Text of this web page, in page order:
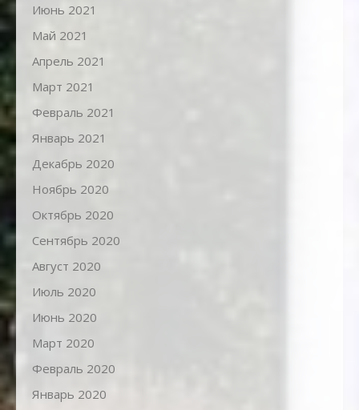
Июнь 2021
Май 2021
Апрель 2021
Март 2021
Февраль 2021
Январь 2021
Декабрь 2020
Ноябрь 2020
Октябрь 2020
Сентябрь 2020
Август 2020
Июль 2020
Июнь 2020
Март 2020
Февраль 2020
Январь 2020